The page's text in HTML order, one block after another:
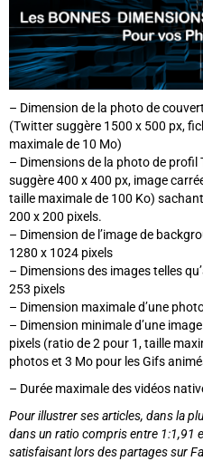
– Dimension de la photo de
(Twitter suggère 1500 x 500 px,
maximale de 10 Mo)
– Dimensions de la photo de
suggère 400 x 400 px, image
taille maximale de 100 Ko)
200 x 200 pixels.
– Dimension de l’image de
1280 x 1024 pixels
– Dimensions des images telles
253 pixels
– Dimension maximale d’une
– Dimension minimale d’une
pixels (ratio de 2 pour 1, taille
photos et 3 Mo pour les Gifs
– Durée maximale des vidéos
Pour illustrer ses articles, dans la
dans un ratio compris entre 1:1,91
satisfaisant lors des partages sur